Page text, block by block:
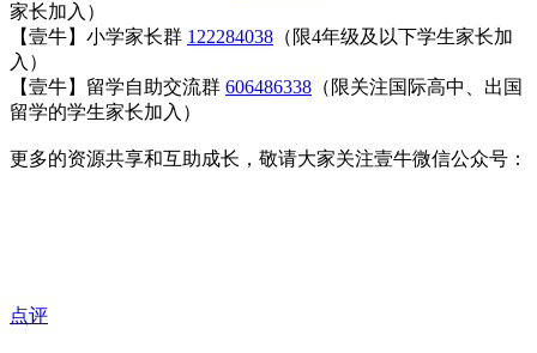
家长加入）
【壹牛】小学家长群 122284038 （限4年级及以下学生家长加
入）
【壹牛】留学自助交流群 606486338 （限关注国际高中、出国
留学的学生家长加入）
更多的资源共享和互助成长，敬请大家关注壹牛微信公众号：
点评